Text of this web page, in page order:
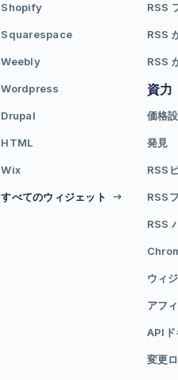
Shopify
Squarespace
Weebly
Wordpress
Drupal
HTML
Wix
すべてのウィジェット
RSS
RSS
RSS
資力
価格
発見
RSS
RSS
RSS
ウィ
アフ
APIド
変更